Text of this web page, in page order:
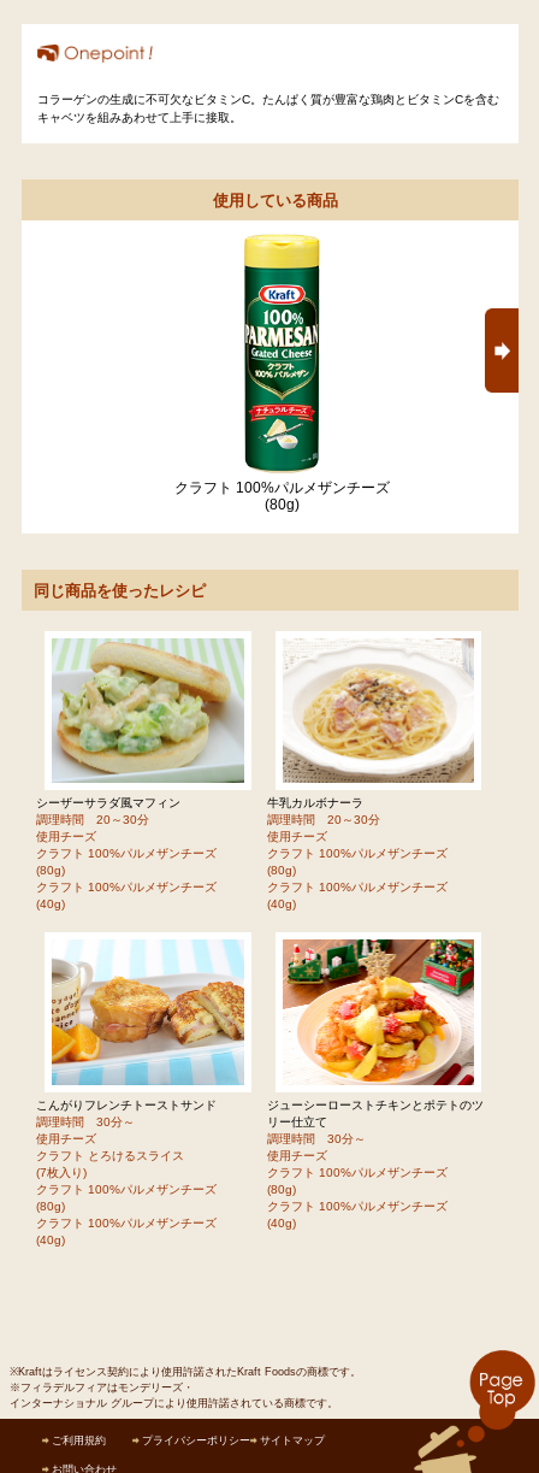
コラーゲンの生成に不可欠なビタミンC。たんぱく質が豊富な鶏肉とビタミンCを含む
キャベツを組みあわせて上手に接取。
使用している商品
クラフト 100%パルメザンチーズ
(80g)
同じ商品を使ったレシピ
シーザーサラダ風マフィン
調理時間 20～30分
使用チーズ
クラフト 100%パルメザンチーズ
(80g)
クラフト 100%パルメザンチーズ
(40g)
牛乳カルボナーラ
調理時間 20～30分
使用チーズ
クラフト 100%パルメザンチーズ
(80g)
クラフト 100%パルメザンチーズ
(40g)
こんがりフレンチトーストサンド
調理時間 30分～
使用チーズ
クラフト とろけるスライス
(7枚入り)
クラフト 100%パルメザンチーズ
(80g)
クラフト 100%パルメザンチーズ
(40g)
ジューシーローストチキンとポテトのツ
リー仕立て
調理時間 30分～
使用チーズ
クラフト 100%パルメザンチーズ
(80g)
クラフト 100%パルメザンチーズ
(40g)
※Kraftはライセンス契約により使用許諾されたKraft Foodsの商標です。
※フィラデルフィアはモンデリーズ・
インターナショナル グループにより使用許諾されている商標です。
ご利用規約 プライバシーポリシー サイトマップ
お問い合わせ